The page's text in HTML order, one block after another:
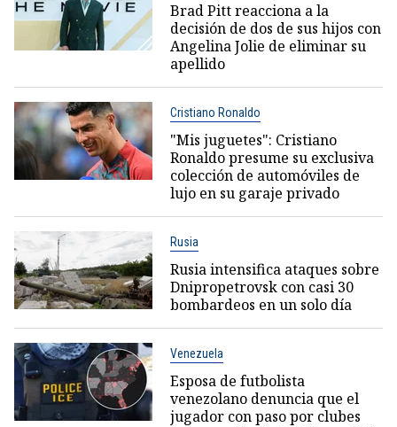
Brad Pitt reacciona a la
decisión de dos de sus hijos con
Angelina Jolie de eliminar su
apellido
Cristiano Ronaldo
"Mis juguetes": Cristiano
Ronaldo presume su exclusiva
colección de automóviles de
lujo en su garaje privado
Rusia
Rusia intensifica ataques sobre
Dnipropetrovsk con casi 30
bombardeos en un solo día
Venezuela
Esposa de futbolista
venezolano denuncia que el
jugador con paso por clubes